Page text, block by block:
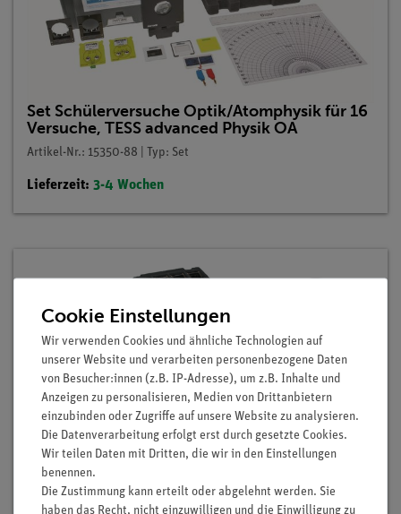
Set Schülerversuche Optik/Atomphysik für 16
Versuche, TESS advanced Physik OA
Artikel-Nr.: 15350-88 | Typ: Set
Lieferzeit: 3-4 Wochen
Cookie Einstellungen
Wir verwenden Cookies und ähnliche Technologien auf
unserer Website und verarbeiten personenbezogene Daten
von Besucher:innen (z.B. IP-Adresse), um z.B. Inhalte und
Anzeigen zu personalisieren, Medien von Drittanbietern
einzubinden oder Zugriffe auf unsere Website zu analysieren.
Die Datenverarbeitung erfolgt erst durch gesetzte Cookies.
Wir teilen Daten mit Dritten, die wir in den Einstellungen
benennen.
Die Zustimmung kann erteilt oder abgelehnt werden. Sie
haben das Recht, nicht einzuwilligen und die Einwilligung zu